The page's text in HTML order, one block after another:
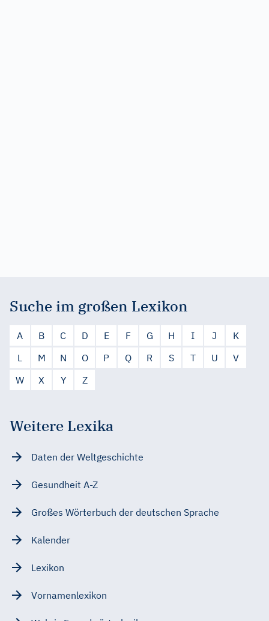
Suche im großen Lexikon
A B C D E F G H I J
K
L
M N O P Q R S T U
V
W
X Y Z
Weitere Lexika
Daten der Weltgeschichte
Gesundheit A-Z
Großes Wörterbuch der deutschen Sprache
Kalender
Lexikon
Vornamenlexikon